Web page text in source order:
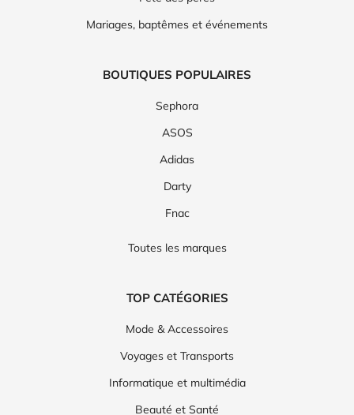
Mariages, baptêmes et événements
BOUTIQUES POPULAIRES
Sephora
ASOS
Adidas
Darty
Fnac
Toutes les marques
TOP CATÉGORIES
Mode & Accessoires
Voyages et Transports
Informatique et multimédia
Beauté et Santé